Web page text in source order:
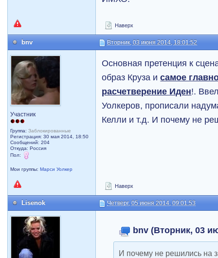
Наверх
bnv Вторник, 03 июня 2014, 18:01:52
Участник
Группа:Заблокированные
Регистрация: 30 мая 2014, 18:50
Сообщений: 204
Откуда: Россия
Пол:
Мои группы:Марси Уолкер
Основная претенция к
образ Круза исамое
расчетверение Иден!.
Уолкеров, прописали
Келли и т.д. И почему не
Наверх
Lisenok Четверг, 05 июня 2014, 09:01:53
bnv (Вторник, 03
И почему не решились на